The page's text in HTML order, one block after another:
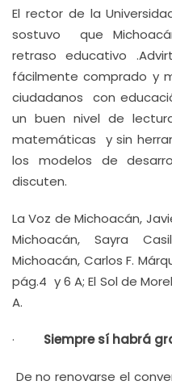
El rector de la
sostuvo que
retraso educativo
fácilmente comprado y
ciudadanos con
un buen nivel de
matemáticas y sin
los modelos de
discuten.
La Voz de Michoacán,
Michoacán, Sayra
Michoacán, Carlos F.
pág.4 y 6 A; El Sol de
A.
· Siempre sí habrá
De no renovarse el